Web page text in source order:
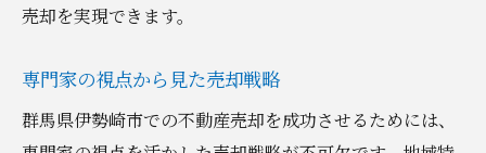
売却を実現できます。
専門家の視点から見た売却戦略
群馬県伊勢崎市での不動産売却を成功させるためには、